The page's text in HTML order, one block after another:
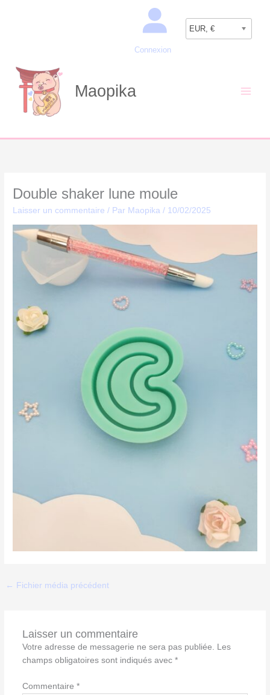
Connexion
EUR, €
Maopika
Double shaker lune moule
Laisser un commentaire / Par Maopika/ 10/02/2025
← Fichier média précédent
Laisser un commentaire
Votre adresse de messagerie ne sera pas publiée. Les
champs obligatoires sont indiqués avec *
Commentaire *
Recherche